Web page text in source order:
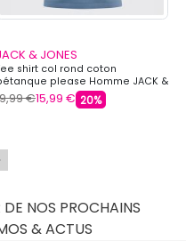
& JONES
shirt col rond coton
please Homme JACK &
€15,99 € 20%
NOS PROCHAINS
& ACTUS